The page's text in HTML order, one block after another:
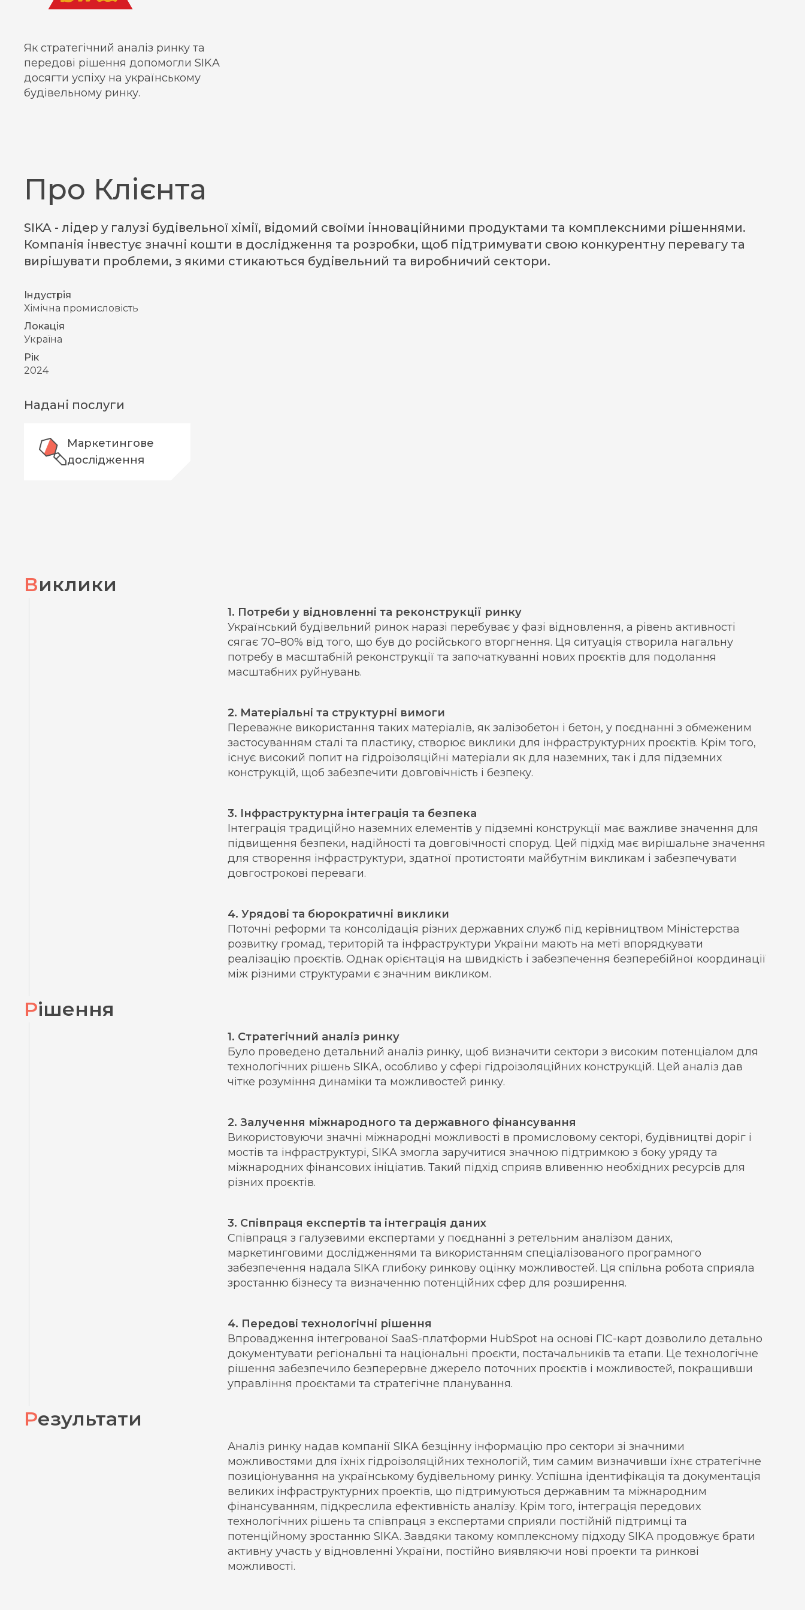
Як стратегічний аналіз ринку та
передові рішення допомогли SIKA
досягти успіху на українському
будівельному ринку.
Про Клієнта
SIKA - лідер у галузі будівельної хімії, відомий своїми інноваційними продуктами та комплексними рішеннями.
Компанія інвестує значні кошти в дослідження та розробки, щоб підтримувати свою конкурентну перевагу та
вирішувати проблеми, з якими стикаються будівельний та виробничий сектори.
Індустрія
Хімічна промисловість
Локація
Україна
Рік
2024
Надані послуги
Маркетингове
дослідження
Виклики
1. Потреби у відновленні та реконструкції ринку
Український будівельний ринок наразі перебуває у фазі відновлення, а рівень активності
сягає 70–80% від того, що був до російського вторгнення. Ця ситуація створила нагальну
потребу в масштабній реконструкції та започаткуванні нових проєктів для подолання
масштабних руйнувань.
2. Матеріальні та структурні вимоги
Переважне використання таких матеріалів, як залізобетон і бетон, у поєднанні з обмеженим
застосуванням сталі та пластику, створює виклики для інфраструктурних проєктів. Крім того,
існує високий попит на гідроізоляційні матеріали як для наземних, так і для підземних
конструкцій, щоб забезпечити довговічність і безпеку.
3. Інфраструктурна інтеграція та безпека
Інтеграція традиційно наземних елементів у підземні конструкції має важливе значення для
підвищення безпеки, надійності та довговічності споруд. Цей підхід має вирішальне значення
для створення інфраструктури, здатної протистояти майбутнім викликам і забезпечувати
довгострокові переваги.
4. Урядові та бюрократичні виклики
Поточні реформи та консолідація різних державних служб під керівництвом Міністерства
розвитку громад, територій та інфраструктури України мають на меті впорядкувати
реалізацію проєктів. Однак орієнтація на швидкість і забезпечення безперебійної координації
між різними структурами є значним викликом.
Рішення
1. Стратегічний аналіз ринку
Було проведено детальний аналіз ринку, щоб визначити сектори з високим потенціалом для
технологічних рішень SIKA, особливо у сфері гідроізоляційних конструкцій. Цей аналіз дав
чітке розуміння динаміки та можливостей ринку.
2. Залучення міжнародного та державного фінансування
Використовуючи значні міжнародні можливості в промисловому секторі, будівництві доріг і
мостів та інфраструктурі, SIKA змогла заручитися значною підтримкою з боку уряду та
міжнародних фінансових ініціатив. Такий підхід сприяв вливенню необхідних ресурсів для
різних проєктів.
3. Співпраця експертів та інтеграція даних
Співпраця з галузевими експертами у поєднанні з ретельним аналізом даних,
маркетинговими дослідженнями та використанням спеціалізованого програмного
забезпечення надала SIKA глибоку ринкову оцінку можливостей. Ця спільна робота сприяла
зростанню бізнесу та визначенню потенційних сфер для розширення.
4. Передові технологічні рішення
Впровадження інтегрованої SaaS-платформи HubSpot на основі ГІС-карт дозволило детально
документувати регіональні та національні проєкти, постачальників та етапи. Це технологічне
рішення забезпечило безперервне джерело поточних проєктів і можливостей, покращивши
управління проєктами та стратегічне планування.
Результати
Аналіз ринку надав компанії SIKA безцінну інформацію про сектори зі значними
можливостями для їхніх гідроізоляційних технологій, тим самим визначивши їхнє стратегічне
позиціонування на українському будівельному ринку. Успішна ідентифікація та документація
великих інфраструктурних проектів, що підтримуються державним та міжнародним
фінансуванням, підкреслила ефективність аналізу. Крім того, інтеграція передових
технологічних рішень та співпраця з експертами сприяли постійній підтримці та
потенційному зростанню SIKA. Завдяки такому комплексному підходу SIKA продовжує брати
активну участь у відновленні України, постійно виявляючи нові проекти та ринкові
можливості.